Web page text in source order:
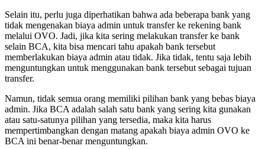
Selain itu, perlu juga diperhatikan bahwa ada beberapa bank yang
tidak mengenakan biaya admin untuk transfer ke rekening bank
melalui OVO. Jadi, jika kita sering melakukan transfer ke bank
selain BCA, kita bisa mencari tahu apakah bank tersebut
memberlakukan biaya admin atau tidak. Jika tidak, tentu saja lebih
menguntungkan untuk menggunakan bank tersebut sebagai tujuan
transfer.
Namun, tidak semua orang memiliki pilihan bank yang bebas biaya
admin. Jika BCA adalah salah satu bank yang sering kita gunakan
atau satu-satunya pilihan yang tersedia, maka kita harus
mempertimbangkan dengan matang apakah biaya admin OVO ke
BCA ini benar-benar menguntungkan.